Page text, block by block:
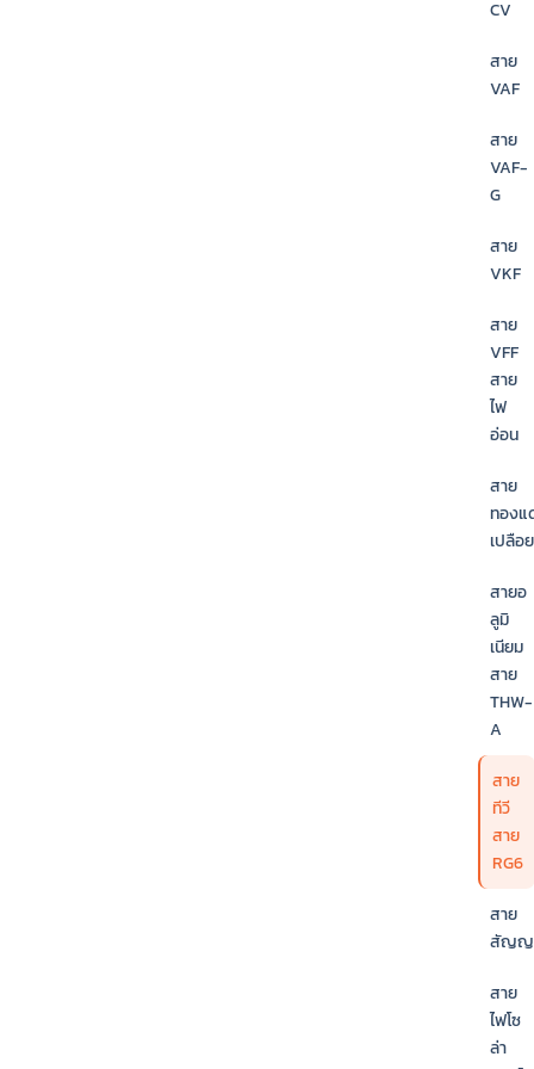
CV
สาย
VAF
สาย
VAF-
G
สาย
VKF
สาย
VFF
สาย
ไฟ
อ่อน
สาย
ทองแ
เปลือย
สายอ
ลูมิ
เนียม
สาย
THW-
A
สาย
ทีวี
สาย
RG6
สาย
สัญ
สาย
ไฟโซ
ล่า